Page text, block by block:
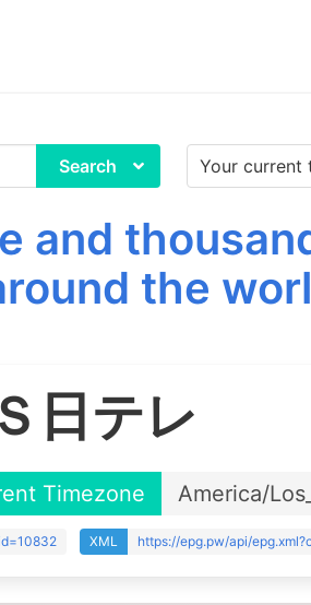
Search
and
the
日テレ
Timezone America/
XML https://epg.pw/api/